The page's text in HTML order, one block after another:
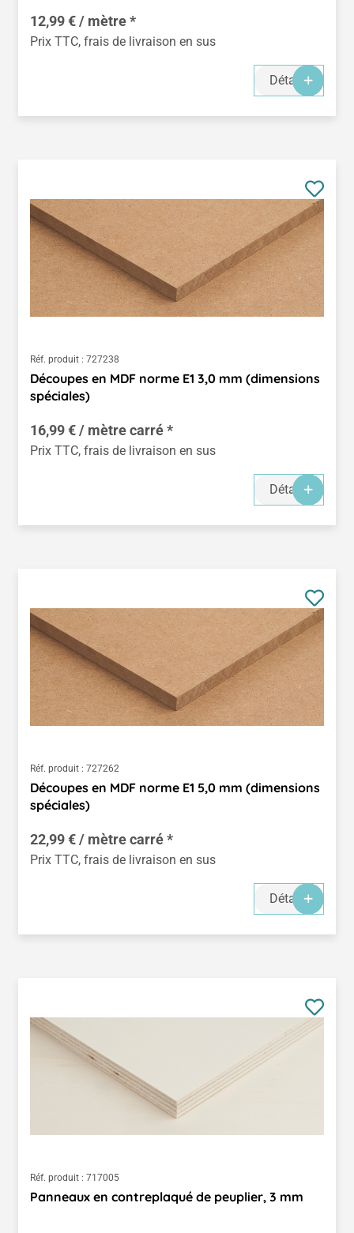
12,99 € / mètre *
Prix TTC, frais de livraison en sus
Détails
Réf. produit : 727238
Découpes en MDF norme E1 3,0 mm (dimensions
spéciales)
16,99 € / mètre carré *
Prix TTC, frais de livraison en sus
Détails
Réf. produit : 727262
Découpes en MDF norme E1 5,0 mm (dimensions
spéciales)
22,99 € / mètre carré *
Prix TTC, frais de livraison en sus
Détails
Réf. produit : 717005
Panneaux en contreplaqué de peuplier, 3 mm